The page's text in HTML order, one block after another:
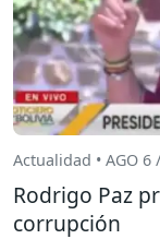
Actualidad • AGO 6
Rodrigo Paz
corrupción